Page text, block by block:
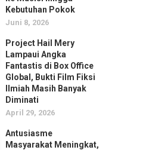
Kebutuhan Pokok
Juni 8, 2026
Project Hail Mery
Lampaui Angka
Fantastis di Box Office
Global, Bukti Film Fiksi
Ilmiah Masih Banyak
Diminati
April 29, 2026
Antusiasme
Masyarakat Meningkat,